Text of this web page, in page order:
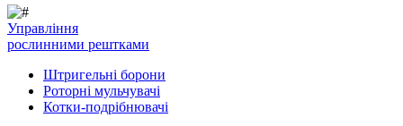
Управління
рослинними рештками
Штригельні борони
Pоторні мульчувачі
Котки-подрібнювачі